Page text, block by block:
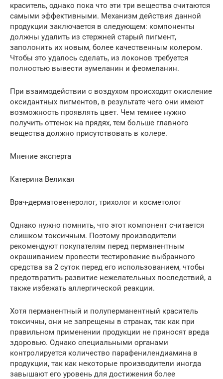
краситель, однако пока что эти три вещества считаются
самыми эффективными. Механизм действия данной
продукции заключается в следующем: компоненты
должны удалить из стержней старый пигмент,
заполонить их новым, более качественным колером.
Чтобы это удалось сделать, из локонов требуется
полностью вывести эумеланин и феомеланин.
При взаимодействии с воздухом происходит окисление
оксидантных пигментов, в результате чего они имеют
возможность проявлять цвет. Чем темнее нужно
получить оттенок на прядях, тем больше главного
вещества должно присутствовать в колере.
Мнение эксперта
Катерина Великая
Врач-дерматовенеролог, трихолог и косметолог
Однако нужно помнить, что этот компонент считается
слишком токсичным. Поэтому производители
рекомендуют покупателям перед перманентным
окрашиванием провести тестирование выбранного
средства за 2 суток перед его использованием, чтобы
предотвратить развитие нежелательных последствий, а
также избежать аллергической реакции.
Хотя перманентный и полуперманентный краситель
токсичны, они не запрещены в странах, так как при
правильном применении продукции не приносят вреда
здоровью. Однако специальными органами
контролируется количество парафенилендиамина в
продукции, так как некоторые производители иногда
завышают его уровень для достижения более